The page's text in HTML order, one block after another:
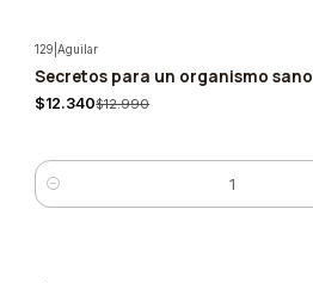
-5%
129 |Aguilar
Secretos para un organismo sano
$12.340$12.990
Cantidad